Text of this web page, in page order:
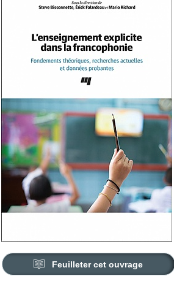
Feuilleter cet ouvrage